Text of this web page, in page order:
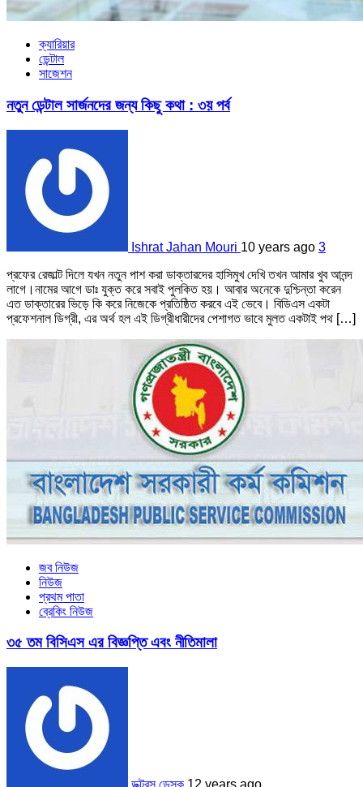
ক্যারিয়ার
ডেন্টাল
সাজেশন
নতুন ডেন্টাল সার্জনদের জন্য কিছু কথা : ৩য় পর্ব
Ishrat Jahan Mouri 10 years ago 3
প্রফের রেজাল্ট দিলে যখন নতুন পাশ করা ডাক্তারদের হাসিমুখ দেখি তখন আমার খুব আনন্দ
লাগে।নামের আগে ডাঃ যুক্ত করে সবাই পুলকিত হয়। আবার অনেকে দুশ্চিন্তা করেন
এত ডাক্তারের ভিড়ে কি করে নিজেকে প্রতিষ্ঠিত করবে এই ভেবে। বিডিএস একটা
প্রফেশনাল ডিগ্রী, এর অর্থ হল এই ডিগ্রীধারীদের পেশাগত ভাবে মুলত একটাই পথ […]
জব নিউজ
নিউজ
প্রথম পাতা
ব্রেকিং নিউজ
৩৫ তম বিসিএস এর বিজ্ঞপ্তি এবং নীতিমালা